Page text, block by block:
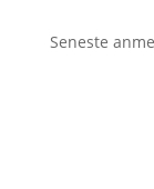
Seneste